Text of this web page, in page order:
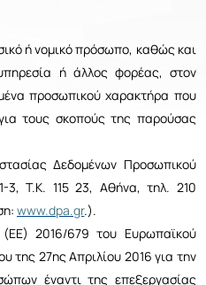
ή νομικό πρόσωπο, καθώς και
ή άλλος φορέας, στον
προσωπικού χαρακτήρα που
τους σκοπούς της παρούσας
Δεδομένων Προσωπικού
3, Τ.Κ. 115 23, Αθήνα, τηλ. 210
www.dpa.gr.).
(ΕΕ) 2016/679 του Ευρωπαϊκού
της 27ης Απριλίου 2016 για την
έναντι της επεξεργασίας